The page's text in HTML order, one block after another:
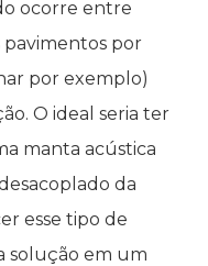
ocorre entre
por
por exemplo)
O ideal seria ter
manta acústica
da
esse tipo de
solução em um